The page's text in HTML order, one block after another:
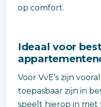
op comfort.
Ideaal voor
Voor VvE’s zijn
toepasbaar zijn in
speelt hierop in met